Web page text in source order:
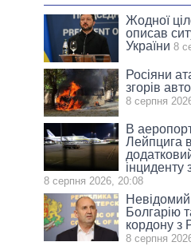
Жодної
описав
України 8
Росіяни
згорів
8 серпня
В
Лейпцига
8 серпня 2026, 20:08
Невідомий
Болгарію
кордону з
8 серпня